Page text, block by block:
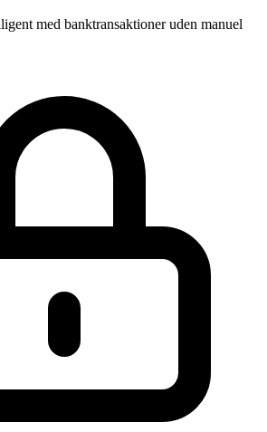
med banktransaktioner uden manuel